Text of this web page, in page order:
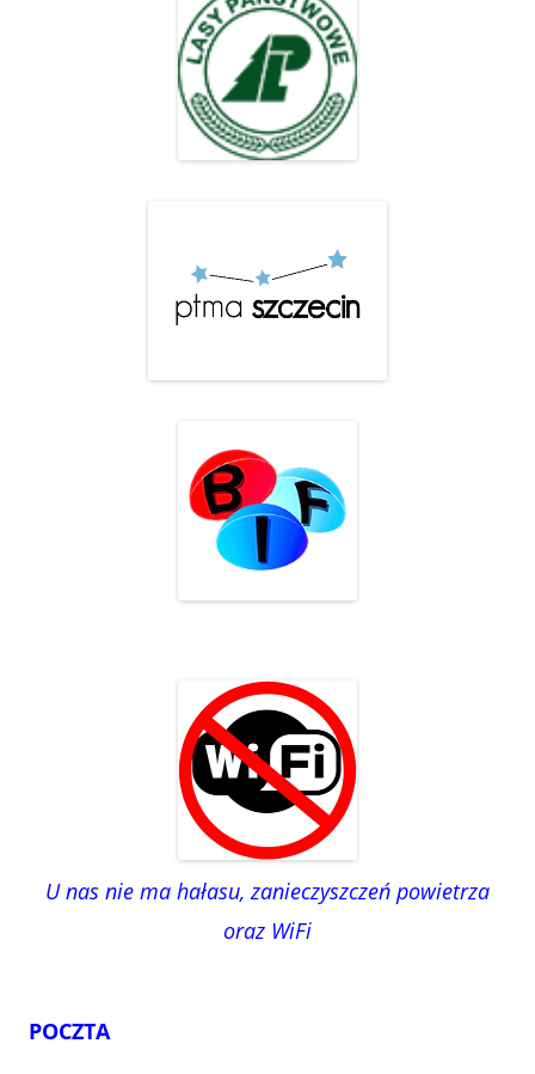
U nas nie ma hałasu, zanieczyszczeń powietrza
oraz WiFi
POCZTA